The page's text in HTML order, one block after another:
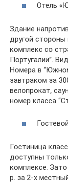
Отель
Здание
другой стороны
комплекс со
Португалии”.
Номера в
завтраком за
велопрокат,
номер класса
Гостиница
доступны
комплексе.
р. за 2-х